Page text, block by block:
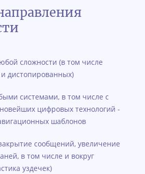
сложности (в том числе
дистопированных)
системами, в том числе с
цифровых технологий -
шаблонов
сообщений, увеличение
в том числе и вокруг
уздечек)